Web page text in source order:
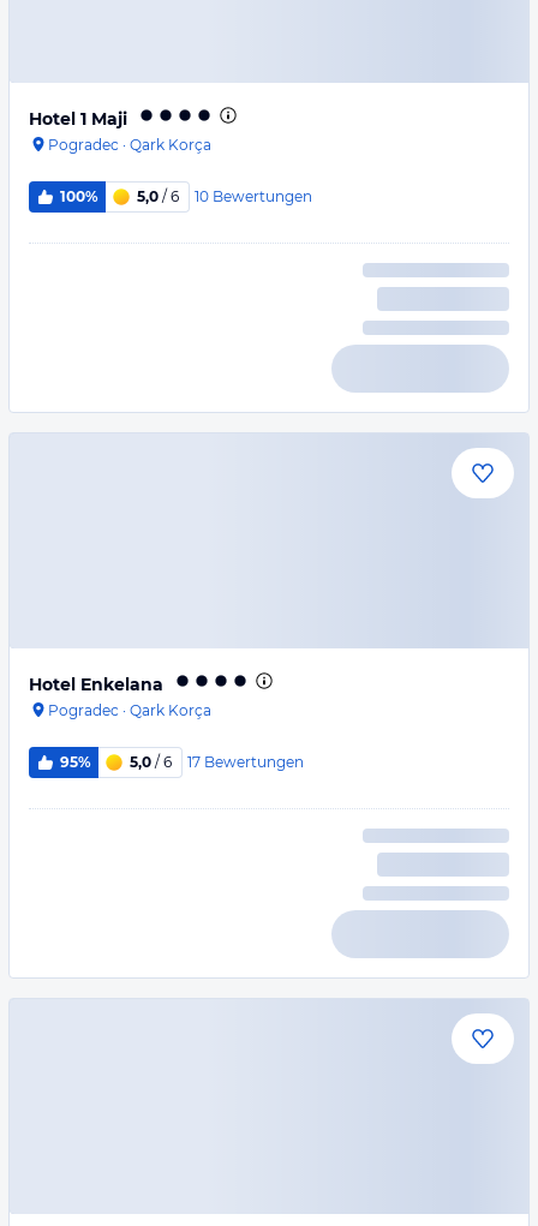
Hotel 1 Maji
Pogradec · Qark Korça
100% 5,0 / 6 10 Bewertungen
Hotel Enkelana
Pogradec · Qark Korça
95% 5,0 / 6 17 Bewertungen